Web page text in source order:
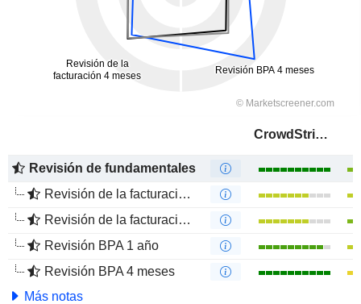
CrowdStrike Holdings, Inc.
Revisión de fundamentales
Revisión de la facturación 1 año
Revisión de la facturación 4 meses
Revisión BPA 1 año
Revisión BPA 4 meses
Más notas